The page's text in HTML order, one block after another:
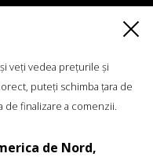
Mărimi:
L, M, S
și veți vedea prețurile și
puteți schimba țara de
de finalizare a comenzii.
de Nord,